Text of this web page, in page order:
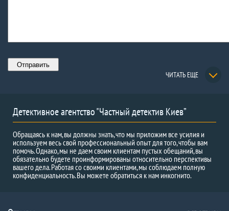
ЧИТАТЬ ЕЩЕ
Детективное агентство "Частный детектив Киев”
Обращаясь к нам, вы должны знать, что мы приложим все усилия и
используем весь свой профессиональный опыт для того, чтобы вам
помочь. Однако, мы не даем своим клиентам пустых обещаний, вы
обязательно будете проинформированы относительно перспективы
вашего дела. Работая со своими клиентами, мы соблюдаем полную
конфиденциальность. Вы можете обратиться к нам инкогнито.